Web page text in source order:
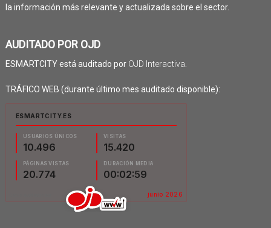
la información más relevante y actualizada sobre el sector.
AUDITADO POR OJD
ESMARTCITY está auditado por OJD Interactiva
TRÁFICO WEB (durante último mes auditado disponible):